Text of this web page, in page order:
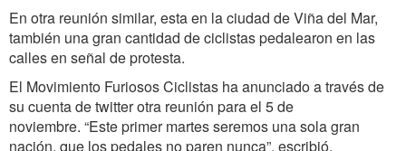
En otra reunión similar, esta en la ciudad de Viña del Mar,
también una gran cantidad de ciclistas pedalearon en las
calles en señal de protesta.
El Movimiento Furiosos Ciclistas ha anunciado a través de
su cuenta de twitter otra reunión para el 5 de
noviembre. “Este primer martes seremos una sola gran
nación, que los pedales no paren nunca”, escribió.